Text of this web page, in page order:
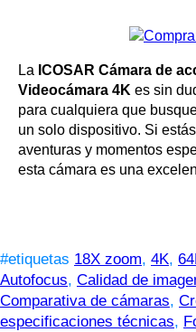
La ICOSAR Cámara de
Videocámara 4K es sin
para cualquiera que
un solo dispositivo. Si
aventuras y momentos
esta cámara es una
#etiquetas 18X zoom, 4K,
Autofocus, Calidad de
Comparativa de cámaras,
especificaciones técnicas,